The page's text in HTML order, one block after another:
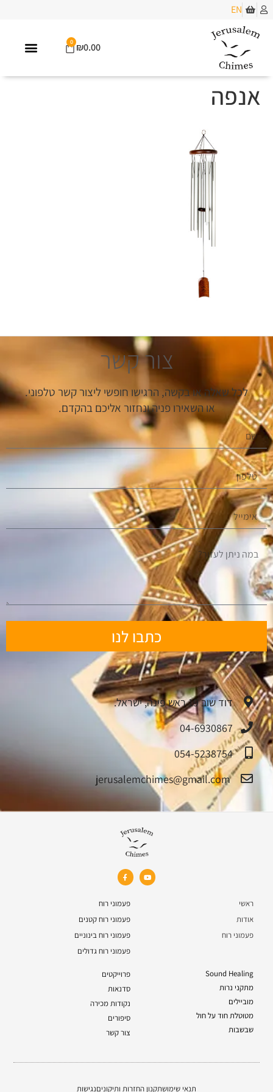
EN
₪0.00
0
אנפה
צור קשר
לכל שאלה או בקשה, הרגישו חופשי ליצור קשר טלפוני.
או השאירו פניה ונחזור אליכם בהקדם.
כתבו לנו
דוד שוב 19 ראש פינה, ישראל.
04-6930867
054-5238754
jerusalemchimes@gmail.com‏
ראשי
אודות
פעמוני רוח
פעמוני רוח
פעמוני רוח קטנים
פעמוני רוח בינוניים
פעמוני רוח גדולים
Sound Healing
מתקני נרות
מוביילים
מטוטלת חוד על חול
שבשבות
פרוייקטים
סדנאות
נקודות מכירה
סיפורים
צור קשר
תנאי שימושתקנון החזרות ותיקוניםנגישות